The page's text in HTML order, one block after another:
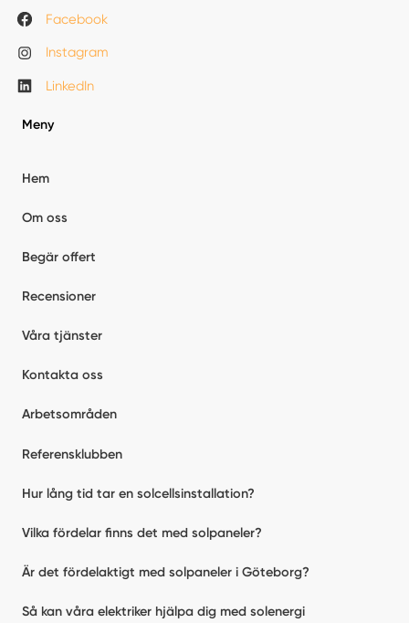
Facebook
Instagram
LinkedIn
Meny
Hem
Om oss
Begär offert
Recensioner
Våra tjänster
Kontakta oss
Arbetsområden
Referensklubben
Hur lång tid tar en solcellsinstallation?
Vilka fördelar finns det med solpaneler?
Är det fördelaktigt med solpaneler i Göteborg?
Så kan våra elektriker hjälpa dig med solenergi